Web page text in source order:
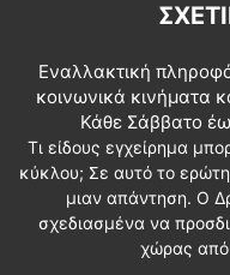
Εναλλακτική
κοινωνικά κινήματα
Κάθε Σάββατο
Τι είδους εγχείρημα
κύκλου; Σε αυτό το
μιαν απάντηση. Ο
σχεδιασμένα να
χώρας από